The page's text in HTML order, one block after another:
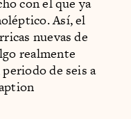
Así, el
nuevas de
realmente
de seis a